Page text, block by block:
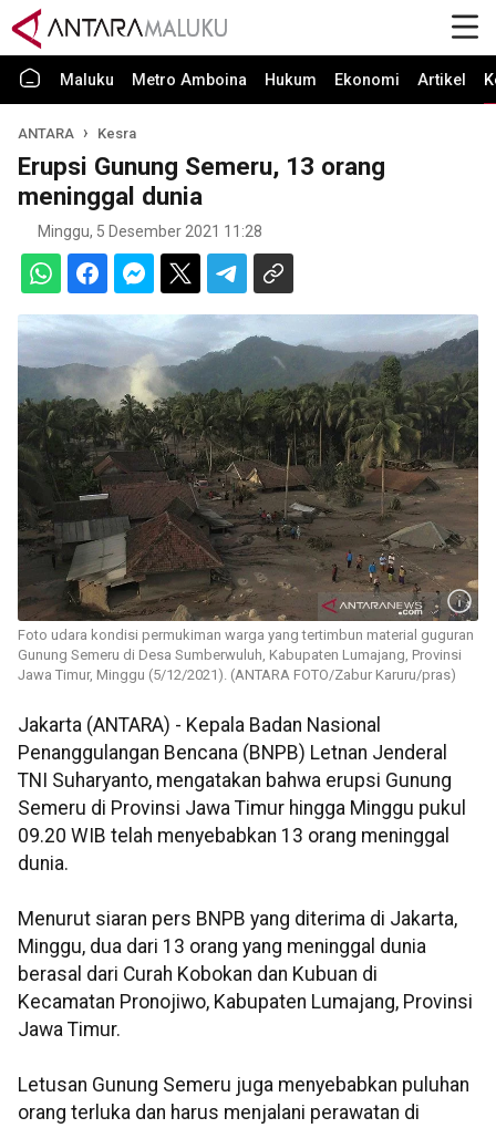
Maluku Metro Amboina Hukum Ekonomi Artikel
ANTARA Kesra
Erupsi Gunung Semeru, 13 orang
meninggal dunia
Minggu, 5 Desember 2021 11:28
Foto udara kondisi permukiman warga yang tertimbun material guguran
Gunung Semeru di Desa Sumberwuluh, Kabupaten Lumajang, Provinsi
Jawa Timur, Minggu (5/12/2021). (ANTARA FOTO/Zabur Karuru/pras)
Jakarta (ANTARA) - Kepala Badan Nasional
Penanggulangan Bencana (BNPB) Letnan Jenderal
TNI Suharyanto, mengatakan bahwa erupsi Gunung
Semeru di Provinsi Jawa Timur hingga Minggu pukul
09.20 WIB telah menyebabkan 13 orang meninggal
dunia.
Menurut siaran pers BNPB yang diterima di Jakarta,
Minggu, dua dari 13 orang yang meninggal dunia
berasal dari Curah Kobokan dan Kubuan di
Kecamatan Pronojiwo, Kabupaten Lumajang, Provinsi
Jawa Timur.
Letusan Gunung Semeru juga menyebabkan puluhan
orang terluka dan harus menjalani perawatan di